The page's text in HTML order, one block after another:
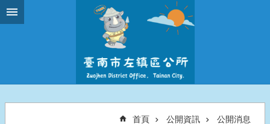
跳到主要內容區塊
首頁 公開資訊
公開消息